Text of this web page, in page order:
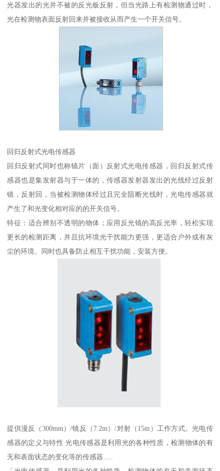
光器发出的光并不被的反光板反射，但当光路上有检测物通过时，
光在检测物表面反射回来并被接收从而产生一个开关信号。
回归反射式光电传感器
回归反射式同时也称镜片（面）反射式光电传感器，回归反射式传
感器也是集发射器与于一体的，传感器发射器发出的光线经过反射
镜，反射回，当被检测物体经过且完全阻断光线时，光电传感器就
产生了和光变化相对应的的开关信号。
特征：适合辨别不透明的物体；应用反光镜的高反光率，轻松实现
更长的检测距离，并且抗环境光干扰能力更强，更适合户外或有灰
尘的环境。同时也具备防止相互干扰功能，安装方便。
提供漫反（300mm）/镜反（7.2m）/对射（15m）工作方式。光电传
感器的定义与特性 光电传感器是利用光的各种性质，检测物体的有
无和表面状态的变化等的传感器.....